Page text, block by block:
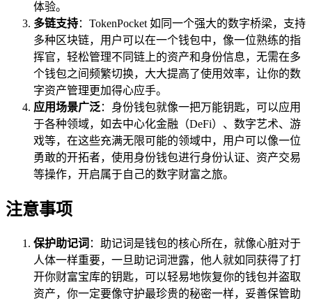
体验。
多链支持：TokenPocket 如同一个强大的数字桥梁，支持
多种区块链，用户可以在一个钱包中，像一位熟练的指
挥官，轻松管理不同链上的资产和身份信息，无需在多
个钱包之间频繁切换，大大提高了使用效率，让你的数
字资产管理更加得心应手。
应用场景广泛：身份钱包就像一把万能钥匙，可以应用
于各种领域，如去中心化金融（DeFi）、数字艺术、游
戏等，在这些充满无限可能的领域中，用户可以像一位
勇敢的开拓者，使用身份钱包进行身份认证、资产交易
等操作，开启属于自己的数字财富之旅。
注意事项
保护助记词 ：助记词是钱包的核心所在，就像心脏对于
人体一样重要，一旦助记词泄露，他人就如同获得了打
开你财富宝库的钥匙，可以轻易地恢复你的钱包并盗取
资产，你一定要像守护最珍贵的秘密一样，妥善保管助